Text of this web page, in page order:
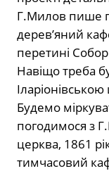
Г.Милов пише
дерев’яний
перетині
Навіщо треба
Будемо
погодимося з
церква, 1861
тимчасовий